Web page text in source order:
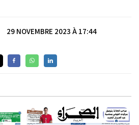
29 NOVEMBRE 2023 À 17:44